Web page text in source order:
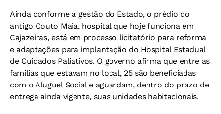
Ainda conforme a gestão do Estado, o prédio do
antigo Couto Maia, hospital que hoje funciona em
Cajazeiras, está em processo licitatório para reforma
e adaptações para implantação do Hospital Estadual
de Cuidados Paliativos. O governo afirma que entre as
famílias que estavam no local, 25 são beneficiadas
com o Aluguel Social e aguardam, dentro do prazo de
entrega ainda vigente, suas unidades habitacionais.